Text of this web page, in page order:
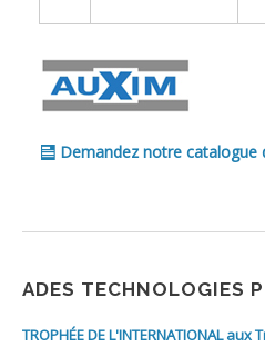
Demandez notre catalogue
ADES TECHNOLOGIES
TROPHÉE DE L'INTERNATIONAL